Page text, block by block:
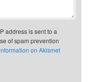
address is sent to a
of spam prevention
on Akismet